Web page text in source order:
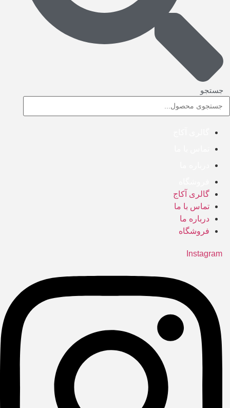
جستجو
گالری آکاج
تماس با ما
درباره ما
فروشگاه
Instagram